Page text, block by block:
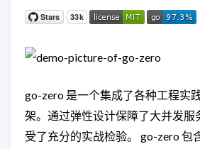
go-zero 是一个集成了各种工程实
架。通过弹性设计保障了大并发服
受了充分的实战检验。 go-zero 包